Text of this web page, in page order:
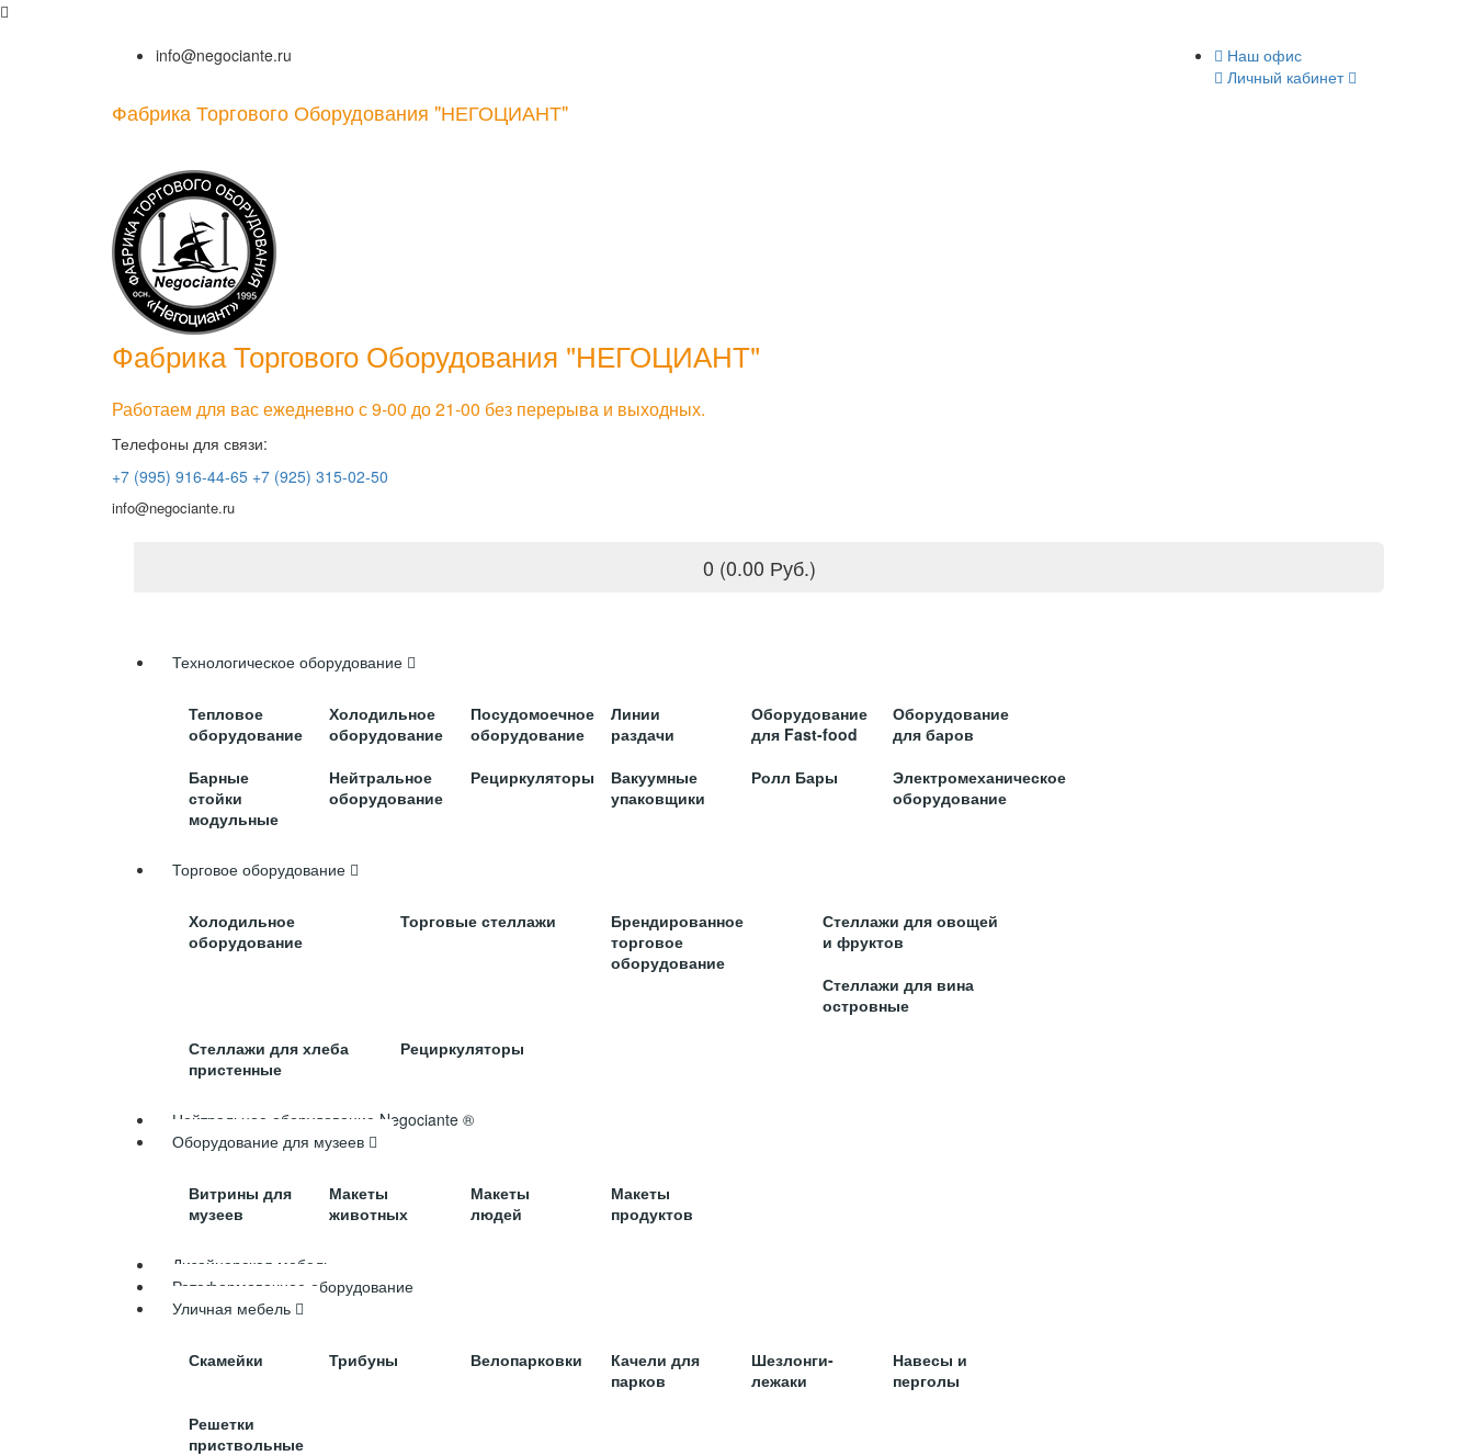
info@negociante.ru
Наш офис
Личный кабинет
Фабрика Торгового Оборудования "НЕГОЦИАНТ"
Фабрика Торгового Оборудования "НЕГОЦИАНТ"
Работаем для вас ежедневно с 9-00 до 21-00 без перерыва и выходных.
Телефоны для связи:
+7 (995) 916-44-65 +7 (925) 315-02-50
info@negociante.ru
0 (0.00 Руб.)
Технологическое оборудование
Тепловое
оборудование
Холодильное
оборудование
Посудомоечное
оборудование
Линии
раздачи
Оборудование
для Fast-food
Оборудование
для баров
Барные
стойки
модульные
Нейтральное
оборудование
Рециркуляторы
Вакуумные
упаковщики
Ролл Бары
Электромеханическое
оборудование
Торговое оборудование
Холодильное
оборудование
Торговые стеллажи
Брендированное
торговое
оборудование
Стеллажи для овощей
и фруктов
Стеллажи для вина
островные
Стеллажи для хлеба
пристенные
Рециркуляторы
Нейтральное оборудование Negociante ®
Оборудование для музеев
Витрины для
музеев
Макеты
животных
Макеты
людей
Макеты
продуктов
Дизайнерская мебель
Ротоформовочное оборудование
Уличная мебель
Скамейки Трибуны Велопарковки
Качели для
парков
Шезлонги-
лежаки
Навесы и
перголы
Решетки
приствольные